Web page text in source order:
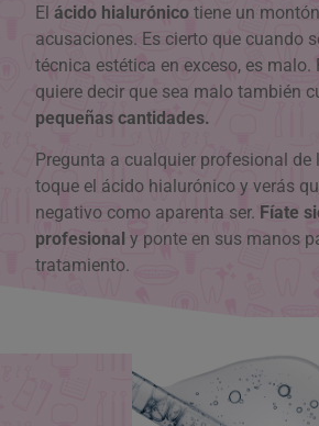
Elácido hialurónico tiene un
acusaciones. Es cierto que cuando
técnica estética en exceso, es malo.
quiere decir que sea malo también
pequeñas cantidades.
Pregunta a cualquier profesional de
toque el ácido hialurónico y verás
negativo como aparenta ser. Fíate
profesional y ponte en sus manos
tratamiento.